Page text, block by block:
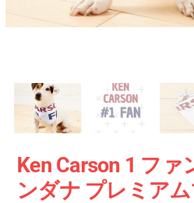
Ken Carson 1 フ
ンダナ プレミア